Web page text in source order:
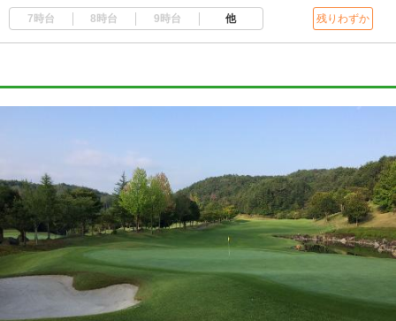
7時台 8時台 9時台 他 残りわずか